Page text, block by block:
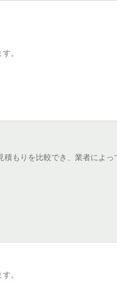
。
もりを比較でき、業者によ
。